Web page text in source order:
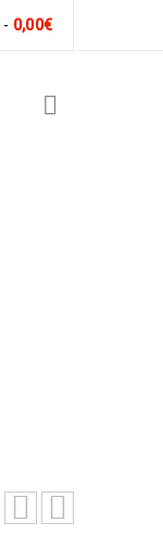
- 0,00€